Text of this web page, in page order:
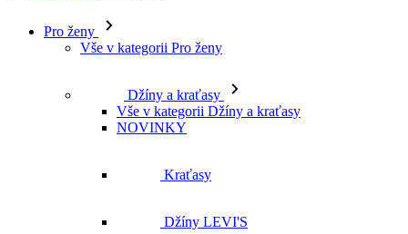
Pro ženy
Vše v kategorii Pro ženy
Džíny a kraťasy
Vše v kategorii Džíny a kraťasy
NOVINKY
Kraťasy
Džíny LEVI'S